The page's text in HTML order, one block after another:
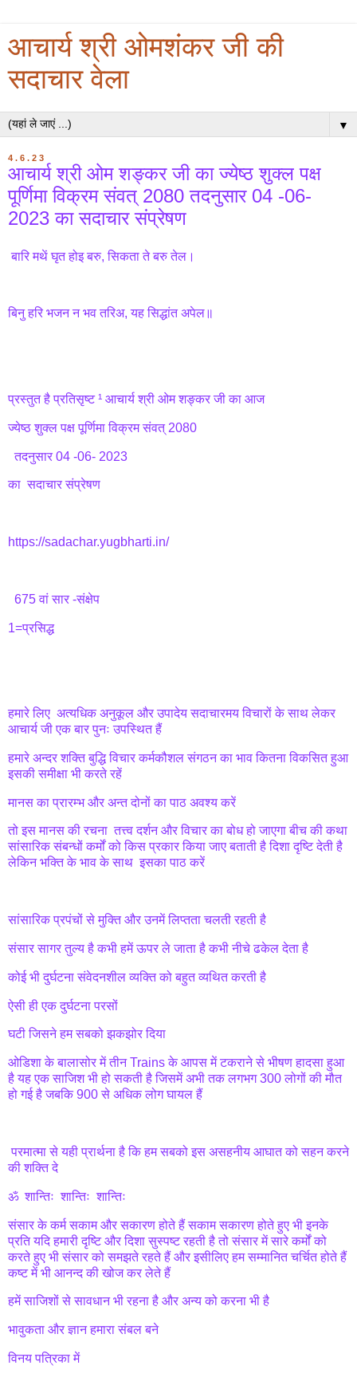
आचार्य श्री ओमशंकर जी की
सदाचार वेला
▼
4.6.23
आचार्य श्री ओम शङ्कर जी का ज्येष्ठ शुक्ल पक्ष
पूर्णिमा विक्रम संवत् 2080 तदनुसार 04 -06-
2023 का सदाचार संप्रेषण
बारि मथें घृत होइ बरु, सिकता ते बरु तेल।
बिनु हरि भजन न भव तरिअ, यह सिद्धांत अपेल॥
प्रस्तुत है प्रतिसृष्ट ¹ आचार्य श्री ओम शङ्कर जी का आज
ज्येष्ठ शुक्ल पक्ष पूर्णिमा विक्रम संवत् 2080
तदनुसार 04 -06- 2023
का सदाचार संप्रेषण
https://sadachar.yugbharti.in/
675 वां सार -संक्षेप
1=प्रसिद्ध
हमारे लिए अत्यधिक अनुकूल और उपादेय सदाचारमय विचारों के साथ लेकर
आचार्य जी एक बार पुनः उपस्थित हैं
हमारे अन्दर शक्ति बुद्धि विचार कर्मकौशल संगठन का भाव कितना विकसित हुआ
इसकी समीक्षा भी करते रहें
मानस का प्रारम्भ और अन्त दोनों का पाठ अवश्य करें
तो इस मानस की रचना तत्त्व दर्शन और विचार का बोध हो जाएगा बीच की कथा
सांसारिक संबन्धों कर्मों को किस प्रकार किया जाए बताती है दिशा दृष्टि देती है
लेकिन भक्ति के भाव के साथ इसका पाठ करें
सांसारिक प्रपंचों से मुक्ति और उनमें लिप्तता चलती रहती है
संसार सागर तुल्य है कभी हमें ऊपर ले जाता है कभी नीचे ढकेल देता है
कोई भी दुर्घटना संवेदनशील व्यक्ति को बहुत व्यथित करती है
ऐसी ही एक दुर्घटना परसों
घटी जिसने हम सबको झकझोर दिया
ओडिशा के बालासोर में तीन Trains के आपस में टकराने से भीषण हादसा हुआ
है यह एक साजिश भी हो सकती है जिसमें अभी तक लगभग 300 लोगों की मौत
हो गई है जबकि 900 से अधिक लोग घायल हैं
परमात्मा से यही प्रार्थना है कि हम सबको इस असहनीय आघात को सहन करने
की शक्ति दे
ॐ शान्तिः शान्तिः शान्तिः
संसार के कर्म सकाम और सकारण होते हैं सकाम सकारण होते हुए भी इनके
प्रति यदि हमारी दृष्टि और दिशा सुस्पष्ट रहती है तो संसार में सारे कर्मों को
करते हुए भी संसार को समझते रहते हैं और इसीलिए हम सम्मानित चर्चित होते हैं
कष्ट में भी आनन्द की खोज कर लेते हैं
हमें साजिशों से सावधान भी रहना है और अन्य को करना भी है
भावुकता और ज्ञान हमारा संबल बने
विनय पत्रिका में